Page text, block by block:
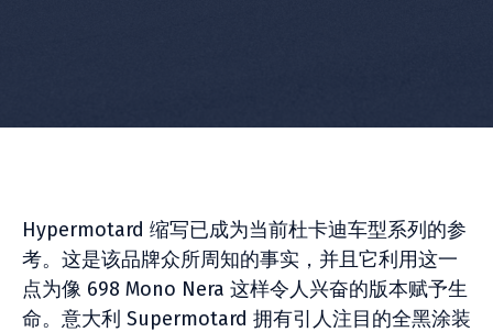
Hypermotard 缩写已成为当前杜卡迪车型系列的参
考。这是该品牌众所周知的事实，并且它利用这一
点为像 698 Mono Nera 这样令人兴奋的版本赋予生
命。意大利 Supermotard 拥有引人注目的全黑涂装